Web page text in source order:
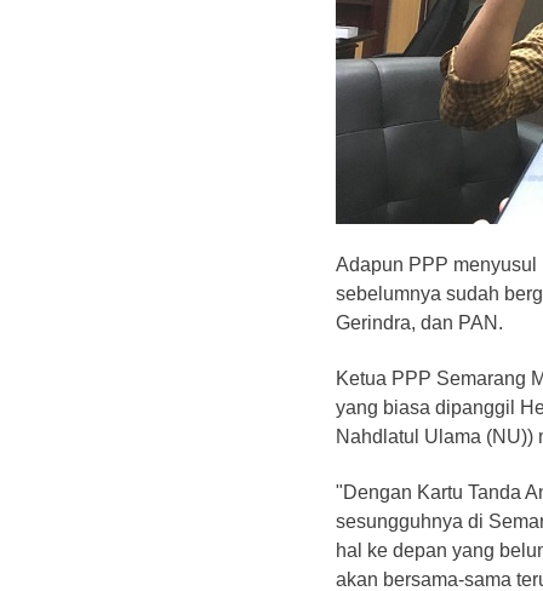
Adapun PPP
sebelumnya sudah
Gerindra, dan PAN.
Ketua PPP Semarang
yang biasa dipanggil
Nahdlatul Ulama (NU))
"Dengan Kartu Tanda
sesungguhnya di
hal ke depan yang
akan bersama-sama